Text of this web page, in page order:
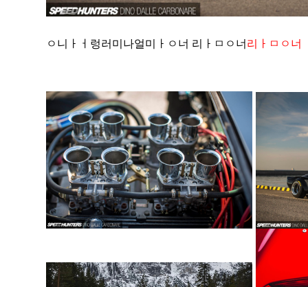
ㅇ니ㅏㅓ렁러미나얼미ㅏㅇ너 리ㅏㅁㅇ너 리ㅏㅁㅇ너